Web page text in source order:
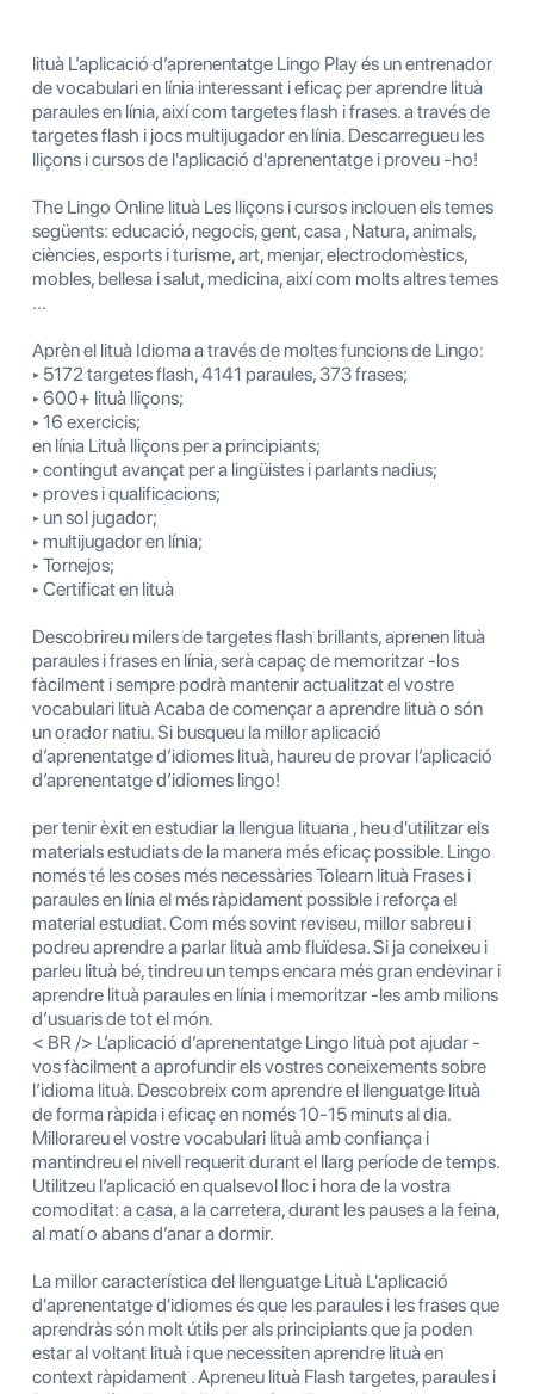
lituà L’aplicació d’aprenentatge Lingo Play és un entrenador
de vocabulari en línia interessant i eficaç per aprendre lituà
paraules en línia, així com targetes flash i frases. a través de
targetes flash i jocs multijugador en línia. Descarregueu les
lliçons i cursos de l'aplicació d'aprenentatge i proveu -ho!
The Lingo Online lituà Les lliçons i cursos inclouen els temes
següents: educació, negocis, gent, casa , Natura, animals,
ciències, esports i turisme, art, menjar, electrodomèstics,
mobles, bellesa i salut, medicina, així com molts altres temes
...
Aprèn el lituà Idioma a través de moltes funcions de Lingo:
‣ 5172 targetes flash, 4141 paraules, 373 frases;
‣ 600+ lituà lliçons;
‣ 16 exercicis;
en línia Lituà lliçons per a principiants;
‣ contingut avançat per a lingüistes i parlants nadius;
‣ proves i qualificacions;
‣ un sol jugador;
‣ multijugador en línia;
‣ Tornejos;
‣ Certificat en lituà
Descobrireu milers de targetes flash brillants, aprenen lituà
paraules i frases en línia, serà capaç de memoritzar -los
fàcilment i sempre podrà mantenir actualitzat el vostre
vocabulari lituà Acaba de començar a aprendre lituà o són
un orador natiu. Si busqueu la millor aplicació
d’aprenentatge d’idiomes lituà, haureu de provar l’aplicació
d’aprenentatge d’idiomes lingo!
per tenir èxit en estudiar la llengua lituana , heu d'utilitzar els
materials estudiats de la manera més eficaç possible. Lingo
només té les coses més necessàries Tolearn lituà Frases i
paraules en línia el més ràpidament possible i reforça el
material estudiat. Com més sovint reviseu, millor sabreu i
podreu aprendre a parlar lituà amb fluïdesa. Si ja coneixeu i
parleu lituà bé, tindreu un temps encara més gran endevinar i
aprendre lituà paraules en línia i memoritzar -les amb milions
d’usuaris de tot el món.
< BR /> L’aplicació d’aprenentatge Lingo lituà pot ajudar -
vos fàcilment a aprofundir els vostres coneixements sobre
l’idioma lituà. Descobreix com aprendre el llenguatge lituà
de forma ràpida i eficaç en només 10-15 minuts al dia.
Millorareu el vostre vocabulari lituà amb confiança i
mantindreu el nivell requerit durant el llarg període de temps.
Utilitzeu l’aplicació en qualsevol lloc i hora de la vostra
comoditat: a casa, a la carretera, durant les pauses a la feina,
al matí o abans d’anar a dormir.
La millor característica del llenguatge Lituà L'aplicació
d'aprenentatge d'idiomes és que les paraules i les frases que
aprendràs són molt útils per als principiants que ja poden
estar al voltant lituà i que necessiten aprendre lituà en
context ràpidament . Apreneu lituà Flash targetes, paraules i